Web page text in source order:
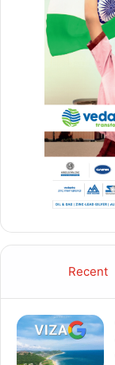
Recent